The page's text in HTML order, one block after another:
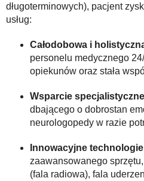
długoterminowych), pacjent
usług:
Całodobowa i
personelu medycznego
opiekunów oraz stała
Wsparcie specjalistyczne
dbającego o dobrostan
neurologopedy w razie
Innowacyjne technologie
zaawansowanego
(fala radiowa), fala